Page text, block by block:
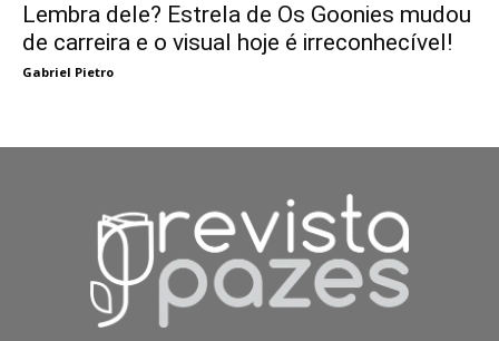
Lembra dele? Estrela de Os Goonies mudou
de carreira e o visual hoje é irreconhecível!
Gabriel Pietro